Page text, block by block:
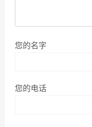
您的名字
您的电话